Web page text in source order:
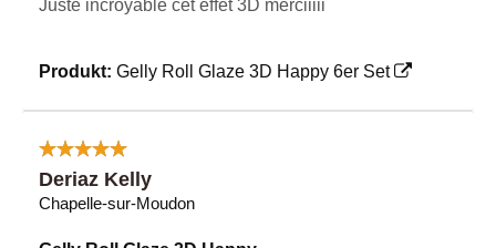
Juste incroyable cet effet 3D merciiiii
Produkt: Gelly Roll Glaze 3D Happy 6er Set
Deriaz Kelly
Chapelle-sur-Moudon